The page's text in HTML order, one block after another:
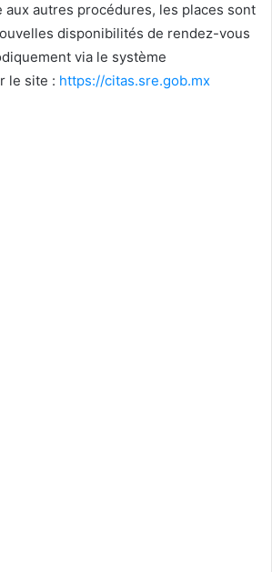
aux autres procédures, les places sont
disponibilités de rendez-vous
via le système
le site : https://citas.sre.gob.mx